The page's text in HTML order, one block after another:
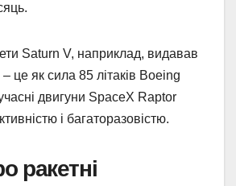
Saturn V, наприклад, видавав
це як сила 85 літаків Boeing
двигуни SpaceX Raptor
і багаторазовістю.
ракетні